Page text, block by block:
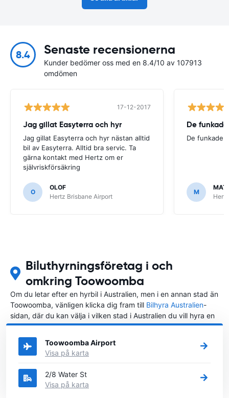
8.4 Senaste recensionerna
Kunder bedömer oss med en 8.4/10 av 107913
omdömen
17-12-2017
Jag gillat Easyterra och hyr
Jag gillat Easyterra och hyr nästan alltid
bil av Easyterra. Alltid bra servic. Ta
gärna kontakt med Hertz om er
självriskförsäkring
O
OLOF
Hertz Brisbane Airport
De funkade.
De funkade.
M
Biluthyrningsföretag i och
omkring Toowoomba
Om du letar efter en hyrbil i Australien, men i en annan stad än
Toowoomba, vänligen klicka dig fram till Bilhyra Australien-
sidan, där du kan välja i vilken stad i Australien du vill hyra en
bil.
Toowoomba Airport
Visa på karta
2/8 Water St
Visa på karta